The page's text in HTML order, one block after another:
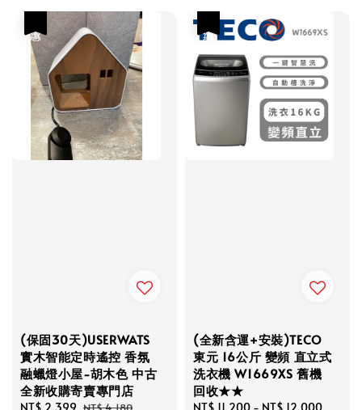
(保固30天)USERWATS
實木智能定時遙控 香氛
融蠟燈小屋-胡木色 中古
全新收購寄賣專門店
(全新含運+安裝)TECO
東元 16公斤 變頻 直立式
洗衣機 W1669XS 舊機
回收★★